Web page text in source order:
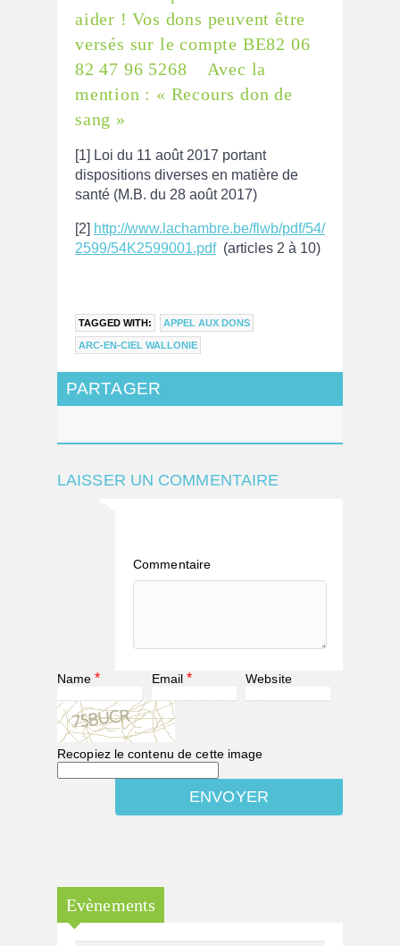
aider ! Vos dons peuvent être
versés sur le compte BE82 06
82 47 96 5268 Avec la
mention : « Recours don de
sang »
[1] Loi du 11 août 2017 portant
dispositions diverses en matière de
santé (M.B. du 28 août 2017)
[2] http://www.lachambre.be/flwb/pdf/54/
2599/54K2599001.pdf(articles 2 à 10)
TAGGED WITH: APPEL AUX DONS
ARC-EN-CIEL WALLONIE
PARTAGER
LAISSER UN COMMENTAIRE
Commentaire
Name * Email * Website
Recopiez le contenu de cette image
Evènements